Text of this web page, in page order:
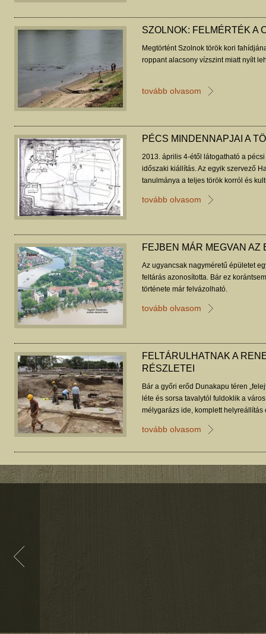
SZOLNOK: FELMÉRTÉK A
Megtörtént Szolnok török kori
roppant alacsony vízszint miatt nyílt
tovább olvasom
PÉCS MINDENNAPJAI A
2013. április 4-étől látogatható a
időszaki kiállítás. Az egyik szervező
tanulmánya a teljes török korról és
tovább olvasom
FEJBEN MÁR MEGVAN AZ
Az ugyancsak nagyméretű épületet
feltárás azonosította. Bár ez
története már felvázolható.
tovább olvasom
FELTÁRULHATNAK A
RÉSZLETEI
Bár a győri erőd Dunakapu téren
léte és sorsa tavalytól fuldoklik a
mélygarázs ide, komplett
ásatási szezonban.
tovább olvasom